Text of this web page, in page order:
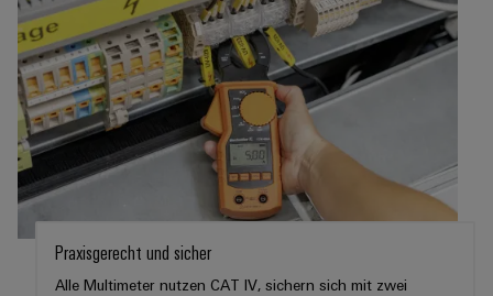
PCF-
Praxisgerecht und sicher
Alle Multimeter nutzen CAT IV, sichern sich mit zwei